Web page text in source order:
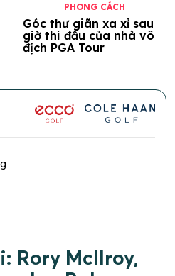
PHONG CÁCH
Góc thư giãn xa xỉ sau
giờ thi đấu của nhà vô
địch PGA Tour
Rory McIlroy,